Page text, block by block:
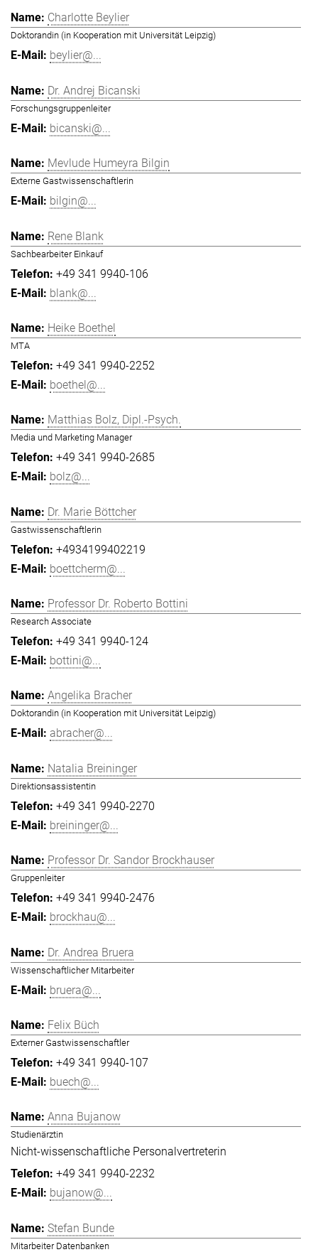
Charlotte Beylier
Doktorandin (in Kooperation mit Universität Leipzig)
beylier@...
Dr. Andrej Bicanski
Forschungsgruppenleiter
bicanski@...
Mevlude Humeyra Bilgin
Externe Gastwissenschaftlerin
bilgin@...
Rene Blank
Sachbearbeiter Einkauf
+49 341 9940-106
blank@...
Heike Boethel
MTA
+49 341 9940-2252
boethel@...
Matthias Bolz, Dipl.-Psych.
Media und Marketing Manager
+49 341 9940-2685
bolz@...
Dr. Marie Böttcher
Gastwissenschaftlerin
+4934199402219
boettcherm@...
Professor Dr. Roberto Bottini
Research Associate
+49 341 9940-124
bottini@...
Angelika Bracher
Doktorandin (in Kooperation mit Universität Leipzig)
abracher@...
Natalia Breininger
Direktionsassistentin
+49 341 9940-2270
breininger@...
Professor Dr. Sandor Brockhauser
Gruppenleiter
+49 341 9940-2476
brockhau@...
Dr. Andrea Bruera
Wissenschaftlicher Mitarbeiter
bruera@...
Felix Büch
Externer Gastwissenschaftler
+49 341 9940-107
buech@...
Anna Bujanow
Studienärztin
Nicht-wissenschaftliche Personalvertreterin
+49 341 9940-2232
bujanow@...
Stefan Bunde
Mitarbeiter Datenbanken